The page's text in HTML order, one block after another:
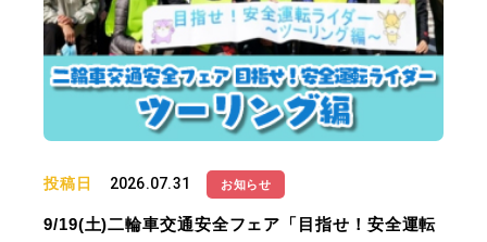
投稿日 2026.07.31 お知らせ
9/19(土)二輪車交通安全フェア「目指せ！安全運転